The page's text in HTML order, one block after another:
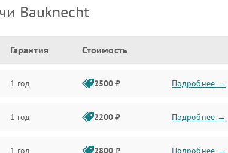
Bauknecht
Гарантия Стоимость
1 год 2500 ₽ Подробнее →
1 год 2200 ₽ Подробнее →
1 год 2800 ₽ Подробнее →